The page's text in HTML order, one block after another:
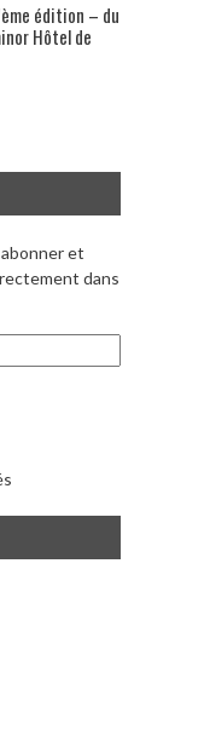
édition – du
Hôtel de
et
dans